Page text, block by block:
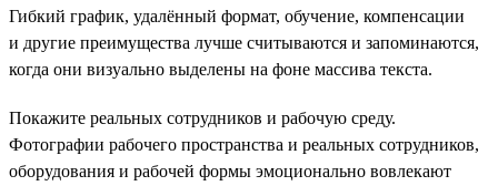
Гибкий график, удалённый формат, обучение, компенсации
и другие преимущества лучше считываются и запоминаются,
когда они визуально выделены на фоне массива текста.
Покажите реальных сотрудников и рабочую среду.
Фотографии рабочего пространства и реальных сотрудников,
оборудования и рабочей формы эмоционально вовлекают